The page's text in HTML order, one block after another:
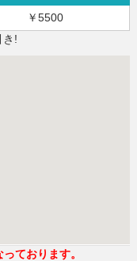
￥5500
き!
ております。